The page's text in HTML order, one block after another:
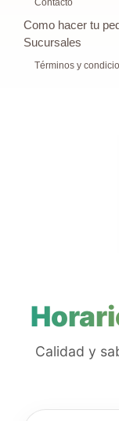
Contacto
Como hacer tu
Sucursales
Términos y
Calidad y